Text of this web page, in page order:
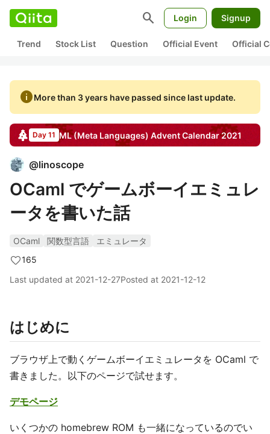
search Login Signup
Trend Stock List Question Official Event Official
infoMore than 3 years have passed since last update.
Day 11 ML (Meta Languages) Advent Calendar2021
@linoscope
OCaml でゲームボーイエミュレ
ータを書いた話
OCaml 関数型言語
エミュレータ
165
Last updated at 2021-12-27Posted at 2021-12-12
はじめに
ブラウザ上で動くゲームボーイエミュレータを OCaml で
書きました。以下のページで試せます。
デモページ
いくつかの homebrew ROM も一緒になっているのでい